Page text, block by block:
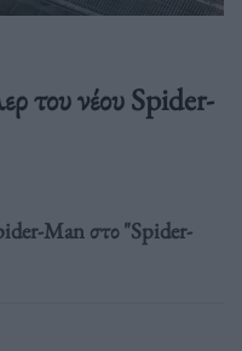
του νέου Spider-
Man στο "Spider-